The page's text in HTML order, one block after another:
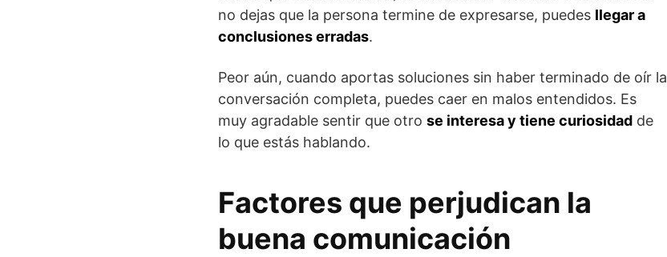
no dejas que la persona termine de expresarse, puedes llegar a
conclusiones erradas.
Peor aún, cuando aportas soluciones sin haber terminado de oír la
conversación completa, puedes caer en malos entendidos. Es
muy agradable sentir que otro se interesa y tiene curiosidad de
lo que estás hablando.
Factores que perjudican la
buena comunicación